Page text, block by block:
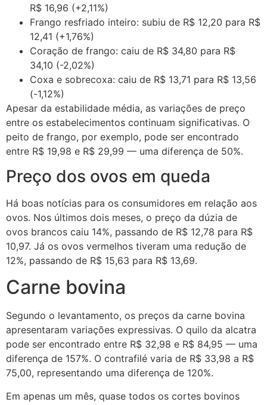
R$ 16,96 (+2,11%)
Frango resfriado inteiro: subiu de R$ 12,20 para R$
12,41 (+1,76%)
Coração de frango: caiu de R$ 34,80 para R$
34,10 (-2,02%)
Coxa e sobrecoxa: caiu de R$ 13,71 para R$ 13,56
(-1,12%)
Apesar da estabilidade média, as variações de preço
entre os estabelecimentos continuam significativas. O
peito de frango, por exemplo, pode ser encontrado
entre R$ 19,98 e R$ 29,99 — uma diferença de 50%.
Preço dos ovos em queda
Há boas notícias para os consumidores em relação aos
ovos. Nos últimos dois meses, o preço da dúzia de
ovos brancos caiu 14%, passando de R$ 12,78 para R$
10,97. Já os ovos vermelhos tiveram uma redução de
12%, passando de R$ 15,63 para R$ 13,69.
Carne bovina
Segundo o levantamento, os preços da carne bovina
apresentaram variações expressivas. O quilo da alcatra
pode ser encontrado entre R$ 32,98 e R$ 84,95 — uma
diferença de 157%. O contrafilé varia de R$ 33,98 a R$
75,00, representando uma diferença de 120%.
Em apenas um mês, quase todos os cortes bovinos